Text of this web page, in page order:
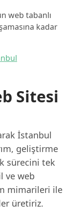
web tabanlı
kadar
Sitesi
İstanbul
geliştirme
sürecini tek
ve web
mimarileri ile
üretiriz.